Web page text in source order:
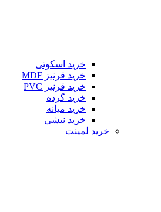
خرید اسکوتی
خرید قرنیز MDF
خرید قرنیز PVC
خرید گرده
خرید میانه
خرید نیشی
خرید لمینت